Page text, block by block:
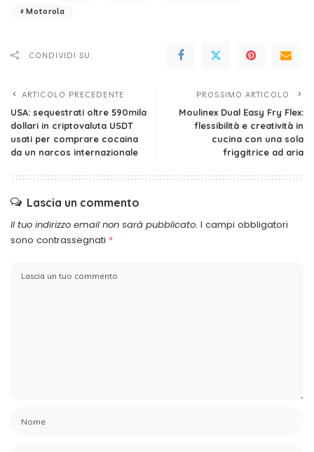
Motorola
CONDIVIDI SU:
ARTICOLO PRECEDENTE
USA: sequestrati oltre 590mila
dollari in criptovaluta USDT
usati per comprare cocaina
da un narcos internazionale
PROSSIMO ARTICOLO
Moulinex Dual Easy Fry Flex:
flessibilità e creatività in
cucina con una sola
friggitrice ad aria
Lascia un commento
Il tuo indirizzo email non sarà pubblicato. I campi obbligatori
sono contrassegnati *